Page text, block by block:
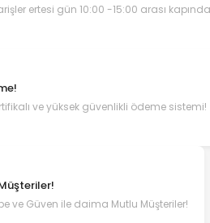
ertesi gün 10:00 -15:00 arası
ve yüksek güvenlikli ödeme sistemi!
ve Güven ile daima Mutlu Müşteriler!